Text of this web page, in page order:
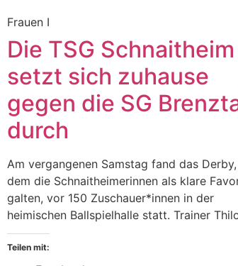
Frauen I
Die TSG Schnaitheim
setzt sich zuhause
gegen die SG
durch
Am vergangenen Samstag fand das
dem die Schnaitheimerinnen als klare
galten, vor 150 Zuschauer*innen in der
heimischen Ballspielhalle statt. Trainer
Teilen mit: